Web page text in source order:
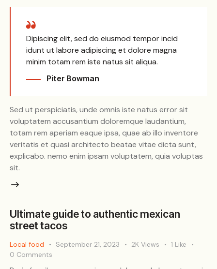
Dipiscing elit, sed do eiusmod tempor incid
idunt ut labore adipiscing et dolore magna
minim totam rem iste natus sit aliqua.
Piter Bowman
Sed ut perspiciatis, unde omnis iste natus error sit
voluptatem accusantium doloremque laudantium,
totam rem aperiam eaque ipsa, quae ab illo inventore
veritatis et quasi architecto beatae vitae dicta sunt,
explicabo. nemo enim ipsam voluptatem, quia voluptas
sit.
Ultimate guide to authentic mexican
street tacos
Local food September 21, 2023 2K Views 1 Like
0 Comments